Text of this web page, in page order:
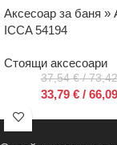
Аксесоар за баня
ICCA 54194
Стоящи aксесоари
37,54€/
33,79 €/